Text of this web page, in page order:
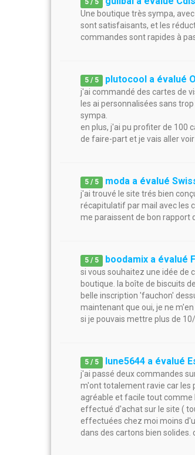
5 / 5
Une boutique très sympa,
sont satisfaisants, et les
commandes sont rapides à
5 / 5 plutocool a évalué
j'ai commandé des cartes de
les ai personnalisées sans
sympa.
en plus, j'ai pu profiter de 100
de faire-part et je vais aller
5 / 5 moda a évalué
j'ai trouvé le site trés bien
récapitulatif par mail avec les
me paraissent de bon rapport
5 / 5 boodamix a évalué
si vous souhaitez une idée de
boutique. la boîte de biscuits
belle inscription 'fauchon'
maintenant que oui, je ne
si je pouvais mettre plus de
5 / 5 lune5644 a évalué
j'ai passé deux commandes
m'ont totalement ravie car les
agréable et facile tout
effectué d'achat sur le site (
effectuées chez moi moins
dans des cartons bien